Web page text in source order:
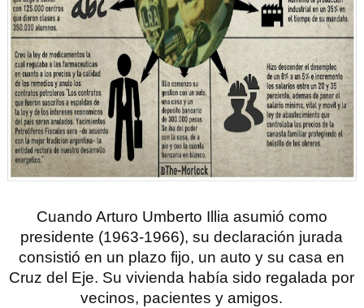
Cuando Arturo Umberto Illia asumió como
presidente (1963-1966), su declaración jurada
consistió en un plazo fijo, un auto y su casa en
Cruz del Eje. Su vivienda había sido regalada por
vecinos, pacientes y amigos.